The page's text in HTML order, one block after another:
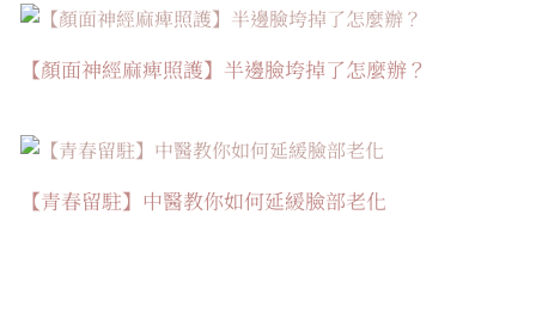
【顏面神經麻痺照護】半邊臉垮掉了怎麼辦？
【青春留駐】中醫教你如何延緩臉部老化